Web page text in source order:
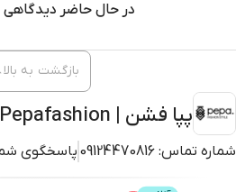
در حال حاضر
پپا فشن | Pepafashion
شماره تماس: 09124470816 پاسخگوی
بازگشت به بالا